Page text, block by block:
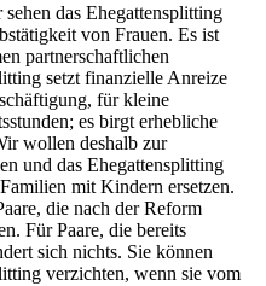
das Ehegattensplitting
von Frauen. Es ist
partnerschaftlichen
setzt finanzielle Anreize
für kleine
es birgt erhebliche
wollen deshalb zur
und das Ehegattensplitting
mit Kindern ersetzen.
die nach der Reform
Für Paare, die bereits
sich nichts. Sie können
verzichten, wenn sie vom